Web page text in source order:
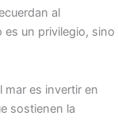
al
un privilegio, sino
mar es invertir en
sostienen la